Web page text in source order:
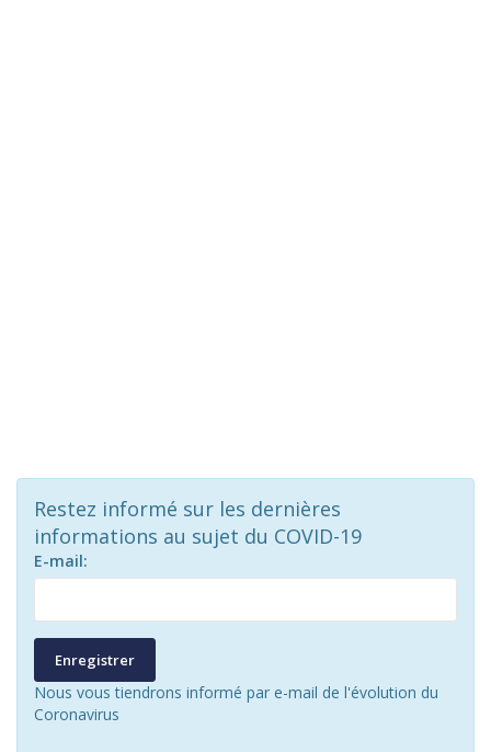
Restez informé sur les dernières
informations au sujet du COVID-19
E-mail:
Enregistrer
Nous vous tiendrons informé par e-mail de l'évolution du
Coronavirus